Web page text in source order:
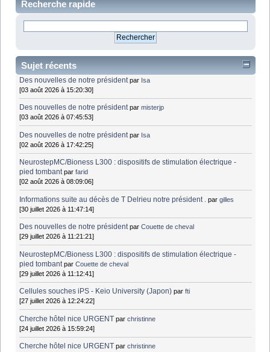
Recherche rapide
Sujet récents
Des nouvelles de notre président par Isa
[03 août 2026 à 15:20:30]
Des nouvelles de notre président parmisterjp
[03 août 2026 à 07:45:53]
Des nouvelles de notre président par Isa
[02 août 2026 à 17:42:25]
NeurostepMC/Bioness L300 : dispositifs de stimulation électrique -
pied tombant parfarid
[02 août 2026 à 08:09:06]
Informations suite au décès de T Delrieu notre président . pargilles
[30 juillet 2026 à 11:47:14]
Des nouvelles de notre président parCouette de cheval
[29 juillet 2026 à 11:21:21]
NeurostepMC/Bioness L300 : dispositifs de stimulation électrique -
pied tombant parCouette de cheval
[29 juillet 2026 à 11:12:41]
Cellules souches iPS - Keio University (Japon) parfti
[27 juillet 2026 à 12:24:22]
Cherche hôtel nice URGENT parchristinne
[24 juillet 2026 à 15:59:24]
Cherche hôtel nice URGENT parchristinne